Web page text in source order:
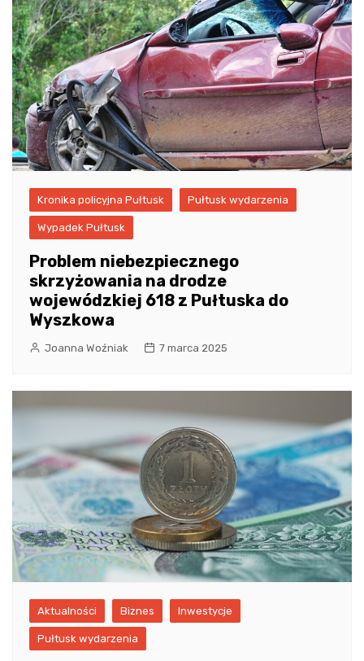
Kronika policyjna Pułtusk Pułtusk wydarzenia
Wypadek Pułtusk
Problem niebezpiecznego
skrzyżowania na drodze
wojewódzkiej 618 z Pułtuska do
Wyszkowa
Joanna Woźniak 7 marca 2025
Aktualności Biznes Inwestycje
Pułtusk wydarzenia